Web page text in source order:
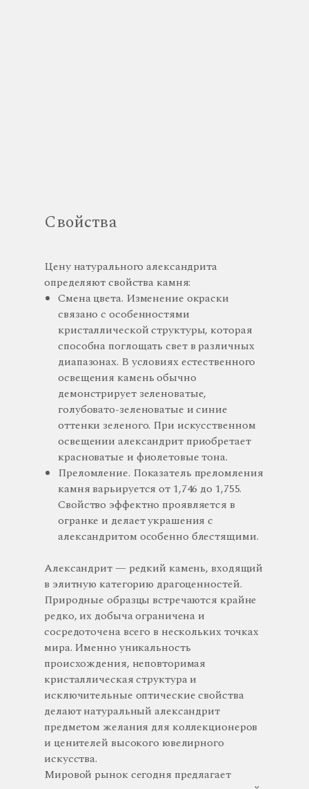
Свойства
Цену натурального александрита
определяют свойства камня:
Смена цвета. Изменение окраски
связано с особенностями
кристаллической структуры, которая
способна поглощать свет в различных
диапазонах. В условиях естественного
освещения камень обычно
демонстрирует зеленоватые,
голубовато-зеленоватые и синие
оттенки зеленого. При искусственном
освещении александрит приобретает
красноватые и фиолетовые тона.
Преломление. Показатель преломления
камня варьируется от 1,746 до 1,755.
Свойство эффектно проявляется в
огранке и делает украшения с
александритом особенно блестящими.
Александрит — редкий камень, входящий
в элитную категорию драгоценностей.
Природные образцы встречаются крайне
редко, их добыча ограничена и
сосредоточена всего в нескольких точках
мира. Именно уникальность
происхождения, неповторимая
кристаллическая структура и
исключительные оптические свойства
делают натуральный александрит
предметом желания для коллекционеров
и ценителей высокого ювелирного
искусства.
Мировой рынок сегодня предлагает